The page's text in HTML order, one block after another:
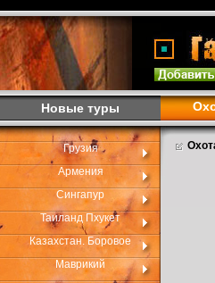
Новые туры
Грузия
Армения
Сингапур
Таиланд Пхукет
Казахстан. Боровое
Маврикий